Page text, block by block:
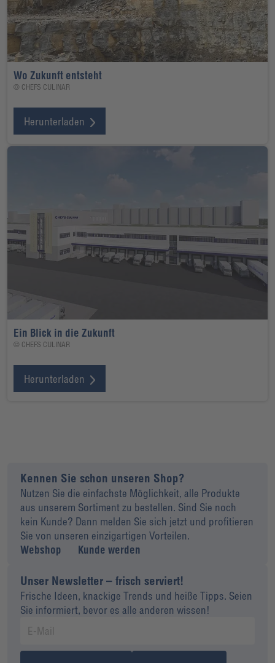
Wo Zukunft entsteht
© CHEFS CULINAR
Herunterladen
Ein Blick in die Zukunft
© CHEFS CULINAR
Herunterladen
Kennen Sie schon unseren Shop?
Nutzen Sie die einfachste Möglichkeit, alle Produkte
aus unserem Sortiment zu bestellen. Sind Sie noch
kein Kunde? Dann melden Sie sich jetzt und profitieren
Sie von unseren einzigartigen Vorteilen.
Webshop
Kunde werden
Unser Newsletter – frisch serviert!
Frische Ideen, knackige Trends und heiße Tipps. Seien
Sie informiert, bevor es alle anderen wissen!